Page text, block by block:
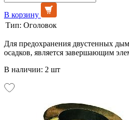
В корзину
Тип: Оголовок
Для предохранения двустенных
осадков, является завершающим
В наличии: 2 шт